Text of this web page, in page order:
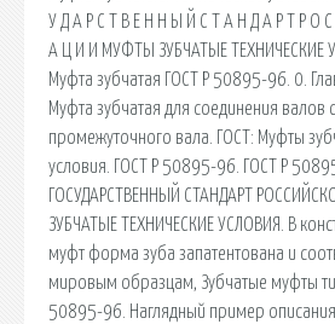
У Д А Р С Т В Е Н Н Ы Й С Т А Н Д А Р Т Р О
А Ц И И МУФТЫ ЗУБЧАТЫЕ ТЕХНИЧЕСКИЕ
Муфта зубчатая ГОСТ Р 50895-96. 0.
Муфта зубчатая для соединения валов
промежуточного вала. ГОСТ: Муфты
условия. ГОСТ Р 50895-96. ГОСТ Р
ГОСУДАРСТВЕННЫЙ СТАНДАРТ
ЗУБЧАТЫЕ ТЕХНИЧЕСКИЕ УСЛОВИЯ. В
муфт форма зуба запатентована и
мировым образцам, Зубчатые муфты
50895-96. Наглядный пример